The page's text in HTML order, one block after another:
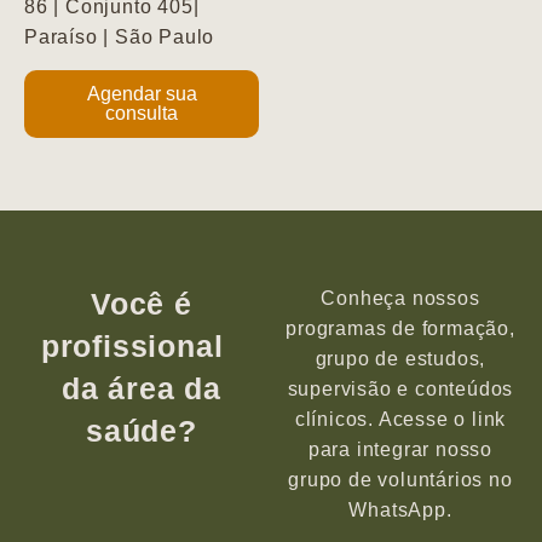
86 | Conjunto 405|
Paraíso | São Paulo
Agendar sua
consulta
Você é
profissional
da área da
saúde?
Conheça nossos
programas de formação,
grupo de estudos,
supervisão e conteúdos
clínicos. Acesse o link
para integrar nosso
grupo de voluntários no
WhatsApp.